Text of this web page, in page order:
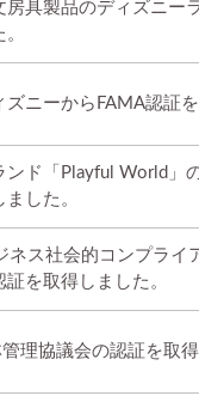
房具製品のディズニー
ズニーからFAMA認証を
ンド「Playful World」
した。
ネス社会的コンプライ
証を取得しました。
管理協議会の認証を取得